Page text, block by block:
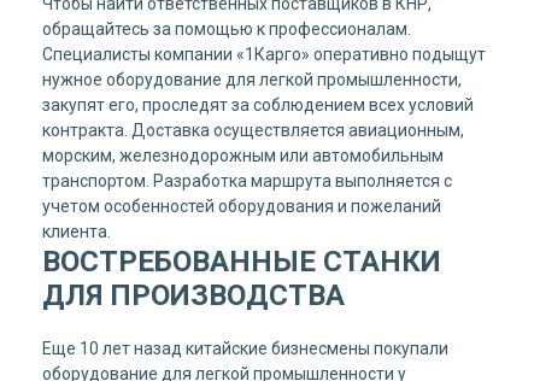
обращайтесь за помощью к профессионалам.
Специалисты компании «1Карго» оперативно подыщут
нужное оборудование для легкой промышленности,
закупят его, проследят за соблюдением всех условий
контракта. Доставка осуществляется авиационным,
морским, железнодорожным или автомобильным
транспортом. Разработка маршрута выполняется с
учетом особенностей оборудования и пожеланий
клиента.
ВОСТРЕБОВАННЫЕ СТАНКИ
ДЛЯ ПРОИЗВОДСТВА
Еще 10 лет назад китайские бизнесмены покупали
оборудование для легкой промышленности у